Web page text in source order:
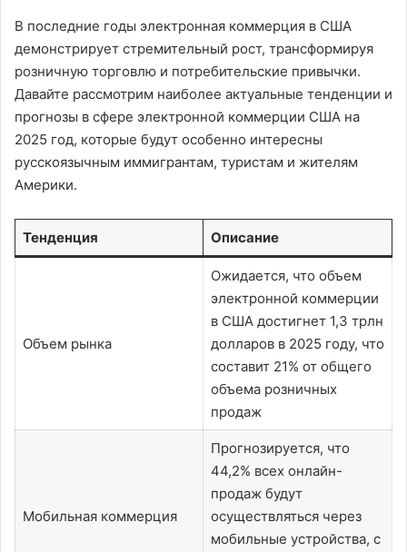
В последние годы электронная коммерция в США
демонстрирует стремительный рост, трансформируя
розничную торговлю и потребительские привычки.
Давайте рассмотрим наиболее актуальные тенденции и
прогнозы в сфере электронной коммерции США на
2025 год, которые будут особенно интересны
русскоязычным иммигрантам, туристам и жителям
Америки.
Тенденция Описание
Объем рынка
Ожидается, что объем
электронной коммерции
в США достигнет 1,3 трлн
долларов в 2025 году, что
составит 21% от общего
объема розничных
продаж
Мобильная коммерция
Прогнозируется, что
44,2% всех онлайн-
продаж будут
осуществляться через
мобильные устройства, с